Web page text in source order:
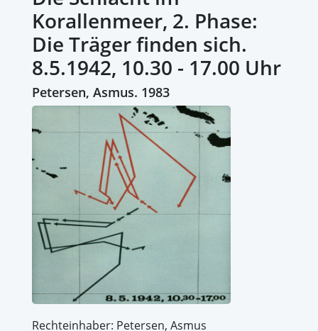
Korallenmeer, 2. Phase:
Die Träger finden sich.
8.5.1942, 10.30 - 17.00 Uhr
Petersen, Asmus. 1983
Rechteinhaber: Petersen, Asmus